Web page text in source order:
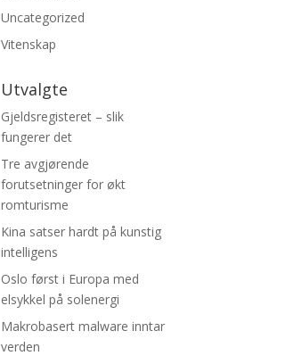
Uncategorized
Vitenskap
Utvalgte
Gjeldsregisteret – slik
fungerer det
Tre avgjørende
forutsetninger for økt
romturisme
Kina satser hardt på kunstig
intelligens
Oslo først i Europa med
elsykkel på solenergi
Makrobasert malware inntar
verden